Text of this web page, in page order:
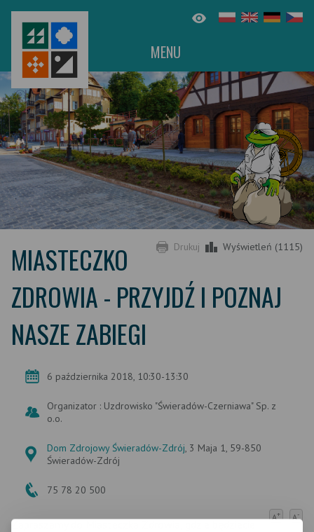
MENU
Drukuj Wyświetleń (1115)
MIASTECZKO
ZDROWIA - PRZYJDŹ I POZNAJ
NASZE ZABIEGI
6 października 2018, 10:30-13:30
Organizator : Uzdrowisko "Świeradów-Czerniawa" Sp. z
o.o.
Dom Zdrojowy Świeradów-Zdrój, 3 Maja 1, 59-850
Świeradów-Zdrój
75 78 20 500
A+ A-
Zapraszamy do Miasteczka Zdrowia, gdzie będziecie